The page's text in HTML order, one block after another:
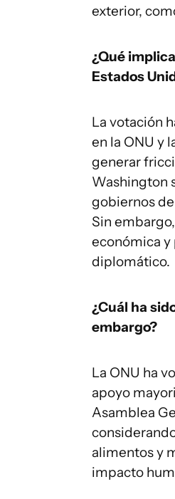
exterior,
¿Qué
Estados
La votación
en la ONU y
generar
Washington
gobiernos
Sin
económica y
diplomático.
¿Cuál ha
embargo?
La ONU ha
apoyo
Asamblea
alimentos y
impacto